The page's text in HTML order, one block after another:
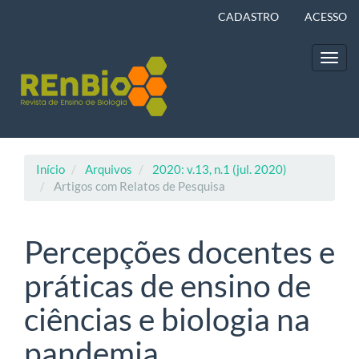
Barra
Lateral
CADASTRO ACESSO
Início Arquivos
2020: v.13, n.1 (jul. 2020)
Artigos com Relatos de Pesquisa
Percepções docentes e
práticas de ensino de
ciências e biologia na